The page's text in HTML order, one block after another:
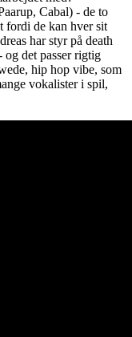
Cabal) - de to
fordi de kan hver sit
har styr på death
og det passer rigtig
hip hop vibe, som
vokalister i spil,